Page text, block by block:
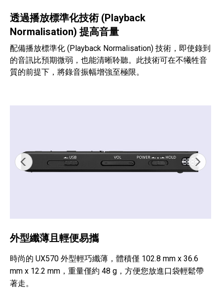
透過播放標準化技術 (Playback
Normalisation) 提高音量
配備播放標準化 (Playback Normalisation) 技術，即使錄到
的音訊比預期微弱，也能清晰聆聽。此技術可在不犧牲音
質的前提下，將錄音振幅增強至極限。
外型纖薄且輕便易攜
時尚的 UX570 外型輕巧纖薄，體積僅 102.8 mm x 36.6
mm x 12.2 mm，重量僅約 48 g，方便您放進口袋輕鬆帶
著走。